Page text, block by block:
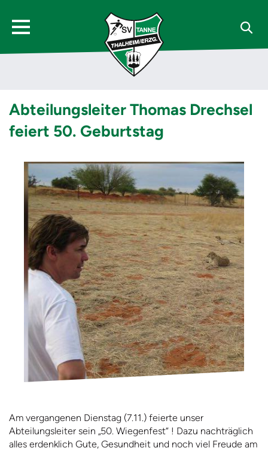
Abteilungsleiter Thomas Drechsel
feiert 50. Geburtstag
Am vergangenen Dienstag (7.11.) feierte unser
Abteilungsleiter sein „50. Wiegenfest“ ! Dazu nachträglich
alles erdenklich Gute, Gesundheit und noch viel Freude am